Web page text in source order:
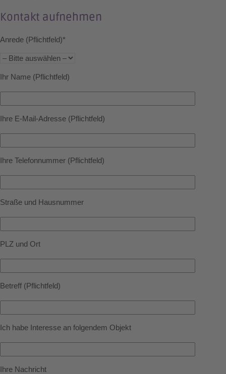
Kontakt aufnehmen
Anrede (Pflichtfeld)*
Ihr Name (Pflichtfeld)
Ihre E-Mail-Adresse (Pflichtfeld)
Ihre Telefonnummer (Pflichtfeld)
Straße und Hausnummer
PLZ und Ort
Betreff (Pflichtfeld)
Ich habe Interesse an folgendem Objekt
Ihre Nachricht